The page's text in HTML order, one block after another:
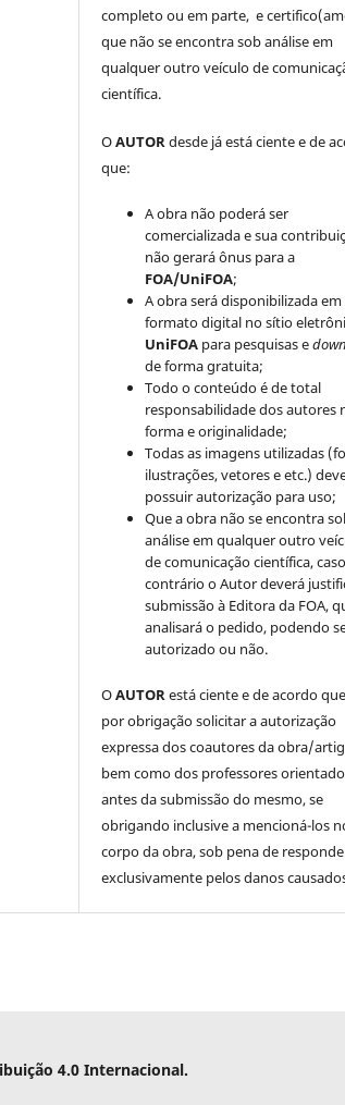
completo ou em parte, e
que não se encontra sob análise em
qualquer outro veículo de
científica.
OAUTORdesde já está ciente e de
que:
A obra não poderá ser
comercializada e sua
não gerará ônus para a
FOA/UniFOA;
A obra será disponibilizada em
formato digital no sítio
UniFOA para pesquisas e
de forma gratuita;
Todo o conteúdo é de total
responsabilidade dos autores
forma e originalidade;
Todas as imagens utilizadas
ilustrações, vetores e etc.)
possuir autorização para uso;
Que a obra não se encontra
análise em qualquer outro
de comunicação científica, caso
contrário o Autor deverá
submissão à Editora da FOA,
analisará o pedido, podendo
autorizado ou não.
OAUTORestá ciente e de acordo
por obrigação solicitar a autorização
expressa dos coautores da obra/
bem como dos professores
antes da submissão do mesmo, se
obrigando inclusive a mencioná-los
corpo da obra, sob pena de
exclusivamente pelos danos
4.0 Internacional.